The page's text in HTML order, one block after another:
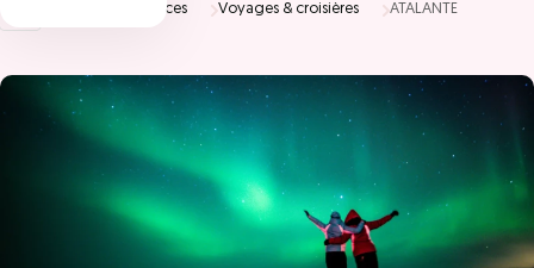
Vacances Voyages & croisières ATALANTE